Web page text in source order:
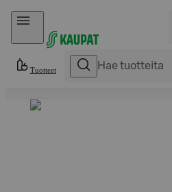
Hyppää sisältöön
Tuotteet